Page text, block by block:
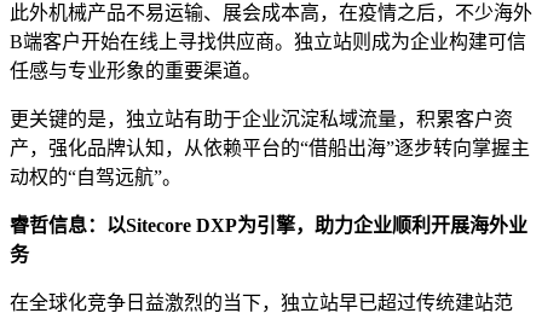
此外机械产品不易运输、展会成本高，在疫情之后，不少海外
B端客户开始在线上寻找供应商。独立站则成为企业构建可信
任感与专业形象的重要渠道。
更关键的是，独立站有助于企业沉淀私域流量，积累客户资
产，强化品牌认知，从依赖平台的“借船出海”逐步转向掌握主
动权的“自驾远航”。
睿哲信息：以Sitecore DXP为引擎， 助力企业顺利开展海外业
务
在全球化竞争日益激烈的当下，独立站早已超过传统建站范